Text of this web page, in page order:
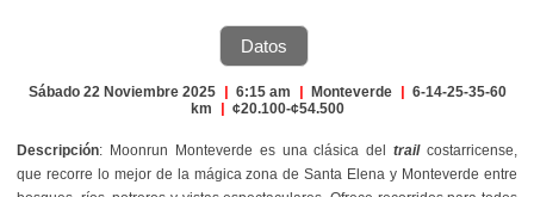
Datos
Sábado 22 Noviembre 2025 | 6:15 am | Monteverde | 6-14-25-35-60
km
| ¢20.100-¢54.500
Descripción: Moonrun Monteverde es una clásica deltrailcostarricense,
que recorre lo mejor de la mágica zona de Santa Elena y Monteverde entre